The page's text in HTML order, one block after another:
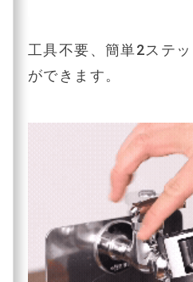
工具不要、簡単2ステ
ができます。